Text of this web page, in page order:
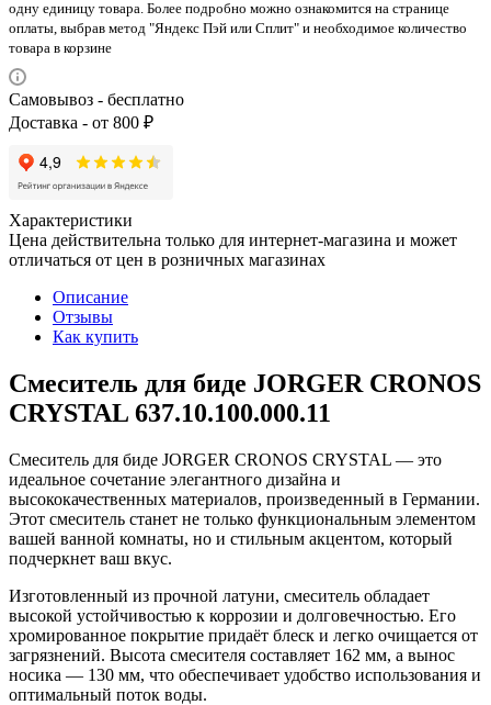
одну единицу товара. Более подробно можно ознакомится на странице
оплаты, выбрав метод "Яндекс Пэй или Сплит" и необходимое количество
товара в корзине
Самовывоз - бесплатно
Доставка - от 800 ₽
Характеристики
Цена действительна только для интернет-магазина и может
отличаться от цен в розничных магазинах
Описание
Отзывы
Как купить
Смеситель для биде JORGER CRONOS
CRYSTAL 637.10.100.000.11
Смеситель для биде JORGER CRONOS CRYSTAL — это
идеальное сочетание элегантного дизайна и
высококачественных материалов, произведенный в Германии.
Этот смеситель станет не только функциональным элементом
вашей ванной комнаты, но и стильным акцентом, который
подчеркнет ваш вкус.
Изготовленный из прочной латуни, смеситель обладает
высокой устойчивостью к коррозии и долговечностью. Его
хромированное покрытие придаёт блеск и легко очищается от
загрязнений. Высота смесителя составляет 162 мм, а вынос
носика — 130 мм, что обеспечивает удобство использования и
оптимальный поток воды.